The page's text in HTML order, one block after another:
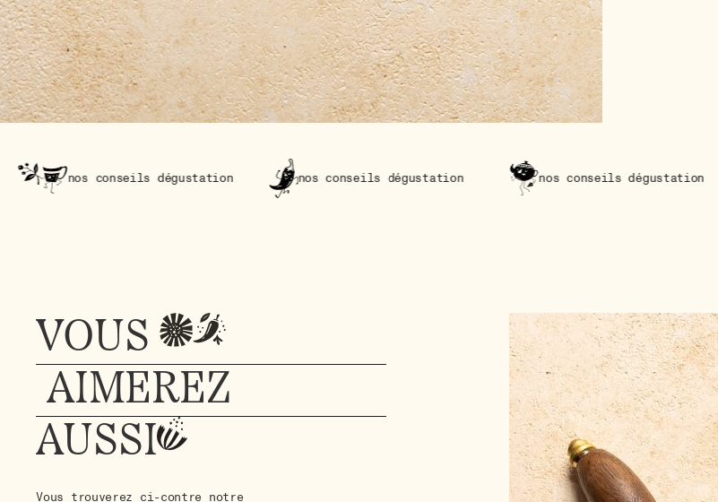
conseils dégustation nos conseils dégustation nos conseils dégustation
VOUS
AIMEREZ
AUSSI
Vous trouverez ci-contre notre